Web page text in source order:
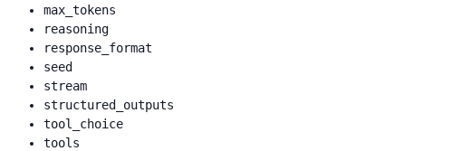
max_tokens
reasoning
response_format
seed
stream
structured_outputs
tool_choice
tools